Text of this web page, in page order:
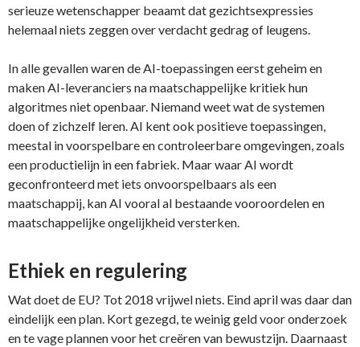
serieuze wetenschapper beaamt dat gezichtsexpressies
helemaal niets zeggen over verdacht gedrag of leugens.
In alle gevallen waren de AI-toepassingen eerst geheim en
maken AI-leveranciers na maatschappelijke kritiek hun
algoritmes niet openbaar. Niemand weet wat de systemen
doen of zichzelf leren. AI kent ook positieve toepassingen,
meestal in voorspelbare en controleerbare omgevingen, zoals
een productielijn in een fabriek. Maar waar AI wordt
geconfronteerd met iets onvoorspelbaars als een
maatschappij, kan AI vooral al bestaande vooroordelen en
maatschappelijke ongelijkheid versterken.
Ethiek en regulering
Wat doet de EU? Tot 2018 vrijwel niets. Eind april was daar dan
eindelijk een plan. Kort gezegd, te weinig geld voor onderzoek
en te vage plannen voor het creëren van bewustzijn. Daarnaast